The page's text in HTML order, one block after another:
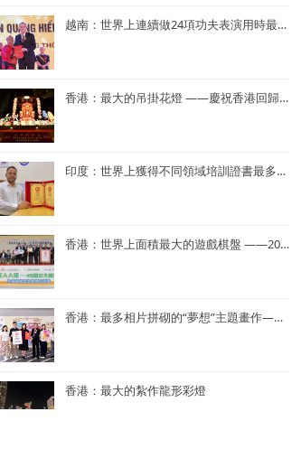
越南：世界上連續做24項功夫表演用時最短——NGUYEN QUANG HIEN
香港：最大的吊掛花燈 ——慶祝香港回歸25周年花燈
印度：世界上獲得不同領域培訓證書最多——Dr. Navneet Kumar
香港：世界上面積最大的遊戲棋盤 ——2023年「國家安全人人知—415 國安大棋盤齊齊玩」
香港：最多相片拼砌的“夢想”主題畫作——半島青年商會55周年「拼出夢相」慶祝活動
香港：最大的紮作龍形彩燈